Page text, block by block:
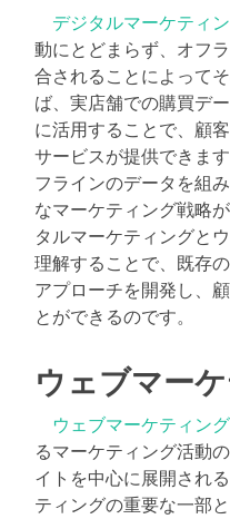
デジタルマーケティ
動にとどまらず、オフ
合されることによって
ば、実店舗での購買デ
に活用することで、顧
サービスが提供できま
フラインのデータを組
なマーケティング戦略
タルマーケティングと
理解することで、既存
アプローチを開発し、
とができるのです。
ウェブマー
ウェブマーケティング
るマーケティング活動
イトを中心に展開され
ティングの重要な一部